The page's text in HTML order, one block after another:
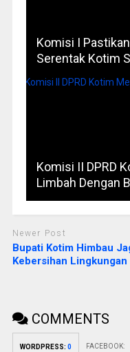
Komisi I
Serentak Kotim
Komisi II DPRD
Limbah Dengan
Newer Post
Bupati Kotim Himbau
Kebersihan Lingkungan
COMMENTS
WORDPRESS: 0 FACEBOOK: